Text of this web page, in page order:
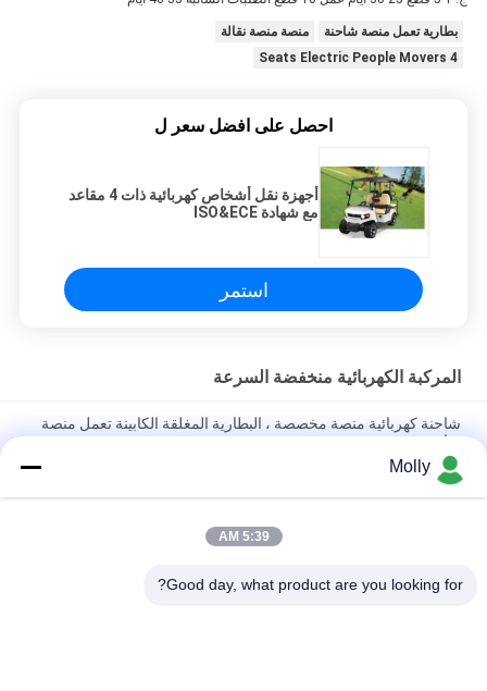
بطارية تعمل منصة شاحنة
منصة منصة نقالة
4 Seats Electric People Movers
احصل على افضل سعر ل
أجهزة نقل أشخاص كهربائية ذات 4 مقاعد
مع شهادة ISO&ECE
استمر
المركبة الكهربائية منخفضة السرعة
شاحنة كهربائية منصة مخصصة ، البطارية المغلقة الكابينة تعمل منصة
شاحنة
مركبة الشحن الكهربائية التي تعمل ببطارية الليثيوم مع منصة تحميل
وحواجز قابلة للطي
4 مقاعد منصة مركبة كهربائية شاحنة المبحرة مع صفر الانبعاثات صديقة
Molly
5:39 AM
Good day, what product are you looking for?